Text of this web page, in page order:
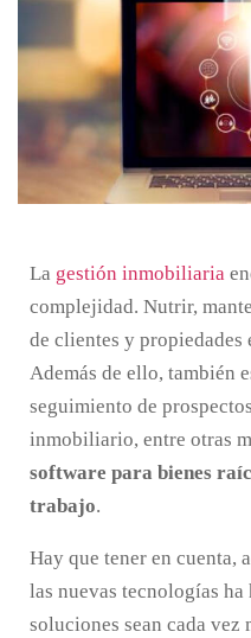
La gestión inmobiliaria
complejidad. Nutrir,
de clientes y propiedades
Además de ello, también
seguimiento de
inmobiliario, entre otras
software para bienes
trabajo.
Hay que tener en cuenta,
las nuevas tecnologías ha
soluciones sean cada vez